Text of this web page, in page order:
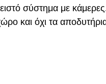
σύστημα με
και όχι τα